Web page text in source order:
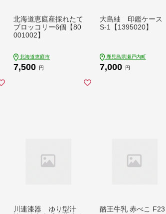
北海道恵庭産採れたて
ブロッコリー6個【80
001002】
北海道恵庭市
7,500 円
大島紬 印鑑ケース
S-1【1395020】
鹿児島県瀬戸内町
7,000 円
川連漆器 ゆり型汁
酪王牛乳 赤べこ F23